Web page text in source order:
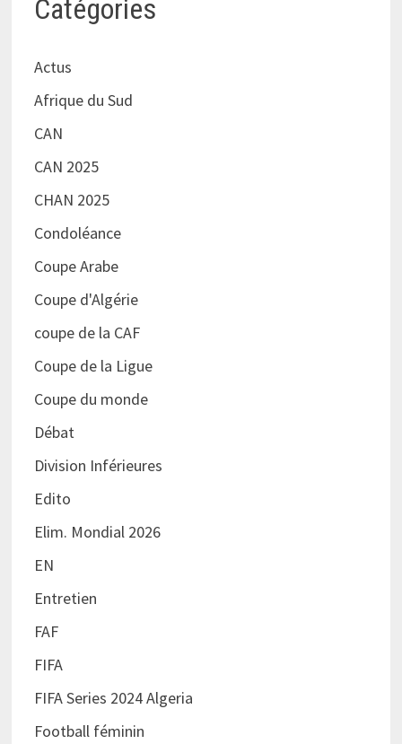
Catégories
Actus
Afrique du Sud
CAN
CAN 2025
CHAN 2025
Condoléance
Coupe Arabe
Coupe d'Algérie
coupe de la CAF
Coupe de la Ligue
Coupe du monde
Débat
Division Inférieures
Edito
Elim. Mondial 2026
EN
Entretien
FAF
FIFA
FIFA Series 2024 Algeria
Football féminin